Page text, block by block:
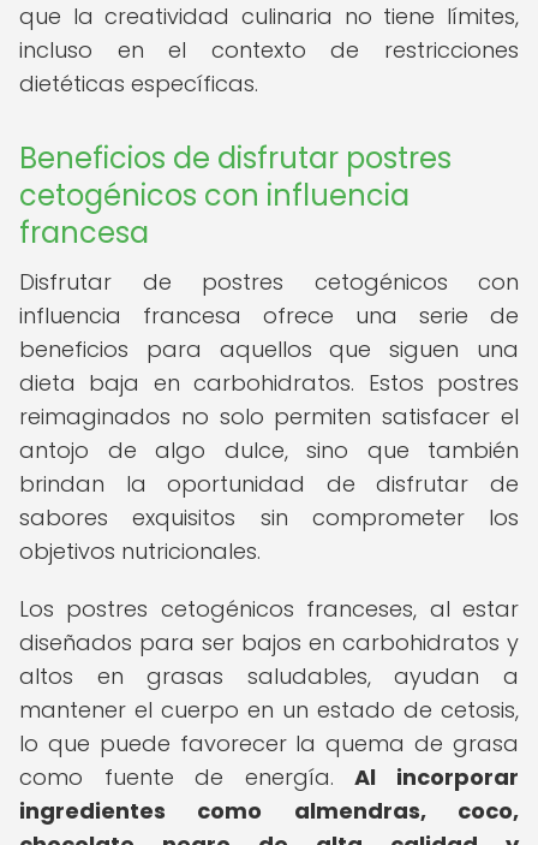
que la creatividad culinaria no tiene límites,
incluso en el contexto de restricciones
dietéticas específicas.
Beneficios de disfrutar postres
cetogénicos con influencia
francesa
Disfrutar de postres cetogénicos con
influencia francesa ofrece una serie de
beneficios para aquellos que siguen una
dieta baja en carbohidratos. Estos postres
reimaginados no solo permiten satisfacer el
antojo de algo dulce, sino que también
brindan la oportunidad de disfrutar de
sabores exquisitos sin comprometer los
objetivos nutricionales.
Los postres cetogénicos franceses, al estar
diseñados para ser bajos en carbohidratos y
altos en grasas saludables, ayudan a
mantener el cuerpo en un estado de cetosis,
lo que puede favorecer la quema de grasa
como fuente de energía.Al incorporar
ingredientes como almendras, coco,